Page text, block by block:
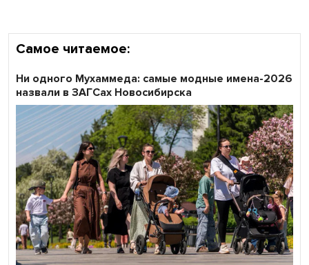
Самое читаемое:
Ни одного Мухаммеда: самые модные имена-2026
назвали в ЗАГСах Новосибирска